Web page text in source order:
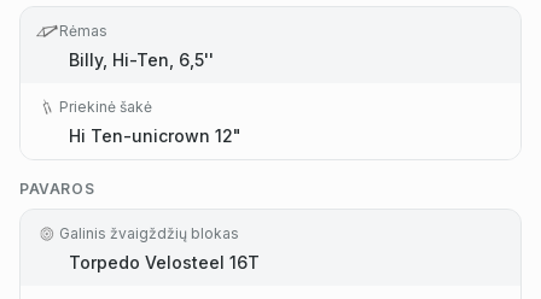
Rėmas
Billy, Hi-Ten, 6,5''
Priekinė šakė
Hi Ten-unicrown 12"
PAVAROS
Galinis žvaigždžių blokas
Torpedo Velosteel 16T